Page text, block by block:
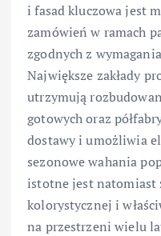
i fasad kluczowa jest
zamówień w ramach
zgodnych z
Największe zakłady
utrzymują
gotowych oraz
dostawy i umożliwia
sezonowe wahania
istotne jest natomiast
kolorystycznej i
na przestrzeni wielu